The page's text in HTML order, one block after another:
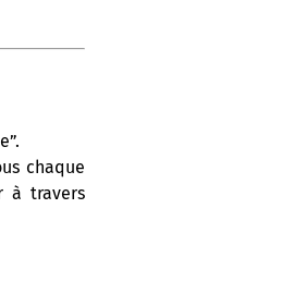
chaque
à travers